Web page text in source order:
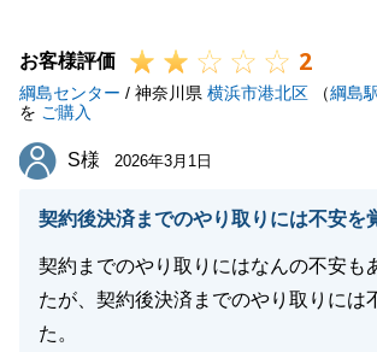
お客様評価 2
綱島センター / 神奈川県 横浜市港北区 （綱島
を ご購入
S様
S様 2026年3月1日
契約後決済までのやり取りには不安を
契約までのやり取りにはなんの不安も
たが、契約後決済までのやり取りには
た。